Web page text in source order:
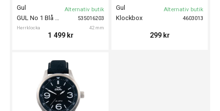
535016203
Gul
Herrklocka 42 mm
GUL No 1 Blå Velcro 42mm
Alternativ butik
1 499 kr
4603013
Gul
Klockbox
Alternativ butik
299 kr